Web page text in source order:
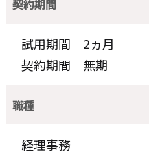
契約期間
試用期間 2ヵ月
契約期間 無期
職種
経理事務